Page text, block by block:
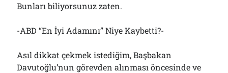
Bunları biliyorsunuz zaten.
-ABD “En İyi Adamını” Niye Kaybetti?-
Asıl dikkat çekmek istediğim, Başbakan
Davutoğlu’nun görevden alınması öncesinde ve